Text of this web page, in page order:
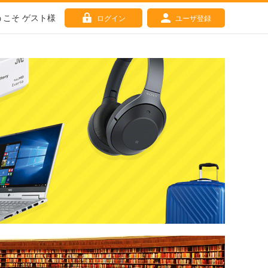
こそ ゲスト様 ログイン ユーザ登録